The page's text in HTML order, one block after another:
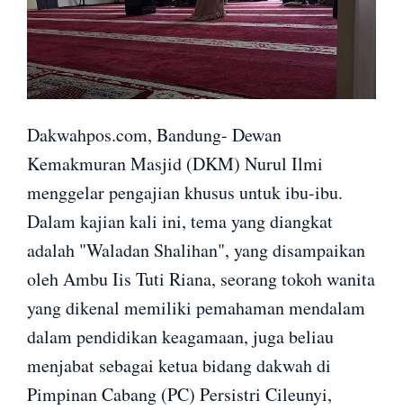
Dakwahpos.com, Bandung- Dewan
Kemakmuran Masjid (DKM) Nurul Ilmi
menggelar pengajian khusus untuk ibu-ibu.
Dalam kajian kali ini, tema yang diangkat
adalah "Waladan Shalihan", yang disampaikan
oleh Ambu Iis Tuti Riana, seorang tokoh wanita
yang dikenal memiliki pemahaman mendalam
dalam pendidikan keagamaan, juga beliau
menjabat sebagai ketua bidang dakwah di
Pimpinan Cabang (PC) Persistri Cileunyi,